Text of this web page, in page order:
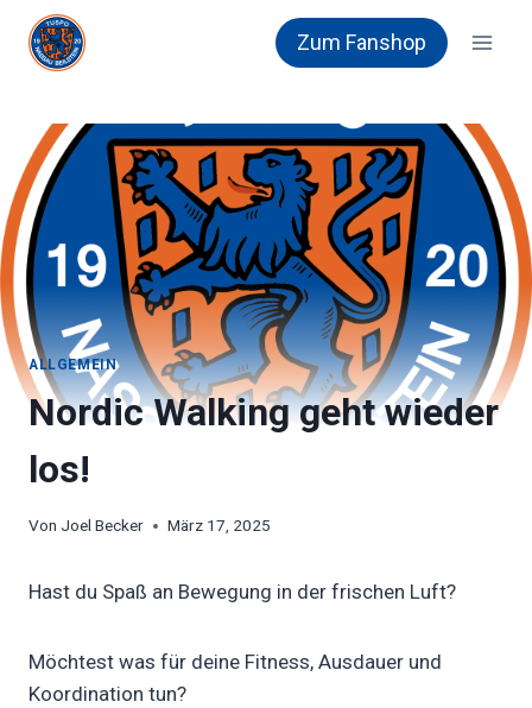
Zum
Inhalt
springen
Zum Fanshop
ALLGEMEIN
Nordic Walking geht wieder
los!
Von Joel Becker März 17, 2025
Hast du Spaß an Bewegung in der frischen Luft?
Möchtest was für deine Fitness, Ausdauer und
Koordination tun?